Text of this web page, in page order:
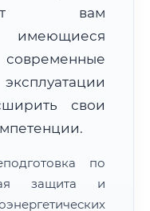
вам
имеющиеся
свои
по
защита и